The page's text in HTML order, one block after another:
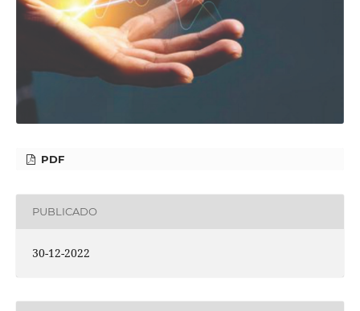
PDF
PUBLICADO
30-12-2022